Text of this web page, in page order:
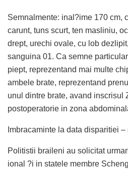
Semnalmente: inal?ime 170 cm,
carunt, tuns scurt, ten masliniu,
drept, urechi ovale, cu lob
sanguina 01. Ca semne
piept, reprezentand mai multe
ambele brate, reprezentand
unul dintre brate, avand inscrisul
postoperatorie in zona
Imbracaminte la data disparitiei
Politistii braileni au solicitat
ional ?i in statele membre